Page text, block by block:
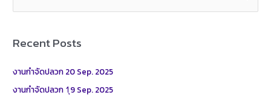
h
Recent Posts
งานกำจัดปลวก 20 Sep. 2025
งานกำจัดปลวก 1ุ9 Sep. 2025